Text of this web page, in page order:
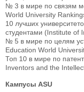
№ 3 в мире по связям
World University
10 лучших
студентами (Institute of
№ 5 в мире по целям
Education World
Топ 10 в мире по
Inventors and the
Кампусы ASU